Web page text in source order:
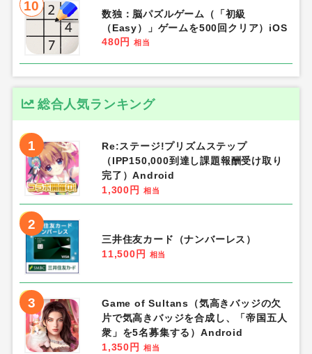
10
数独：脳パズルゲーム（「初級
（Easy）」ゲームを500回クリア）iOS
480円
相当
総合人気ランキング
1
Re:ステージ!プリズムステップ
（IPP150,000到達し課題報酬受け取り
完了）Android
1,300円
相当
2
三井住友カード（ナンバーレス）
11,500円
相当
3
Game of Sultans（気高きバッジの欠
片で気高きバッジを合成し、「帝国五人
衆」を5名募集する）Android
1,350円
相当